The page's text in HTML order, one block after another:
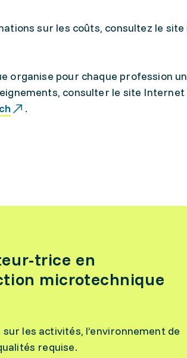
sur les coûts, consultez le
organise pour chaque profession
consulter le site Internet
.
trice en
microtechnique
sur les activités, l’environnement de
requise.